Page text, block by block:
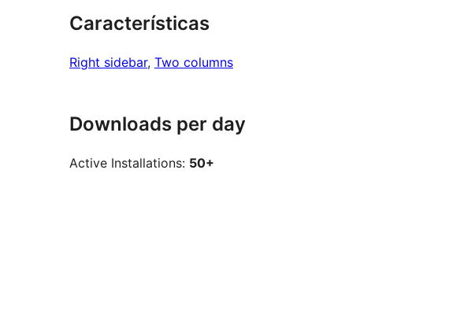
Características
Right sidebar, Two columns
Downloads per day
Active Installations: 50+